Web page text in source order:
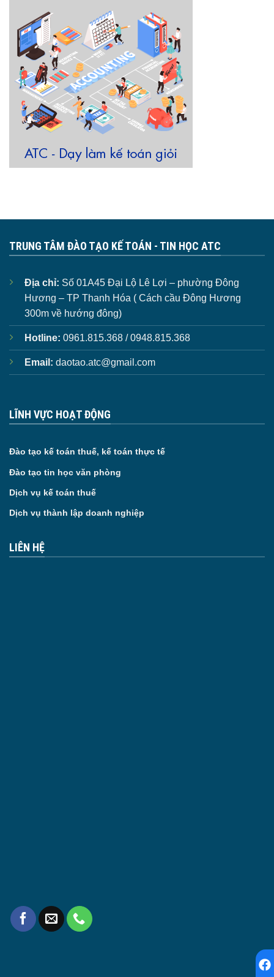
TRUNG TÂM ĐÀO TẠO KẾ TOÁN - TIN HỌC ATC
Địa chỉ: Số 01A45 Đại Lộ Lê Lợi – phường Đông
Hương – TP Thanh Hóa ( Cách cầu Đông Hương
300m về hướng đông)
Hotline: 0961.815.368 / 0948.815.368
Email: daotao.atc@gmail.com
LĨNH VỰC HOẠT ĐỘNG
Đào tạo kế toán thuế, kế toán thực tế
Đào tạo tin học văn phòng
Dịch vụ kế toán thuế
Dịch vụ thành lập doanh nghiệp
LIÊN HỆ